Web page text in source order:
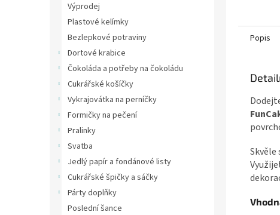
Výprodej
Plastové kelímky
Bezlepkové potraviny
Dortové krabice
Čokoláda a potřeby na čokoládu
Cukrářské košíčky
Vykrajovátka na perníčky
Formičky na pečení
Pralinky
Svatba
Jedlý papír a fondánové listy
Cukrářské špičky a sáčky
Párty doplňky
Poslední šance
Popis